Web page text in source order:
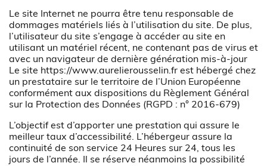
Le site Internet ne pourra être tenu responsable de
dommages matériels liés à l’utilisation du site. De plus,
l’utilisateur du site s’engage à accéder au site en
utilisant un matériel récent, ne contenant pas de virus et
avec un navigateur de dernière génération mis-à-jour
Le site https://www.aurelierousselin.fr est hébergé chez
un prestataire sur le territoire de l’Union Européenne
conformément aux dispositions du Règlement Général
sur la Protection des Données (RGPD : n° 2016-679)
L’objectif est d’apporter une prestation qui assure le
meilleur taux d’accessibilité. L’hébergeur assure la
continuité de son service 24 Heures sur 24, tous les
jours de l’année. Il se réserve néanmoins la possibilité